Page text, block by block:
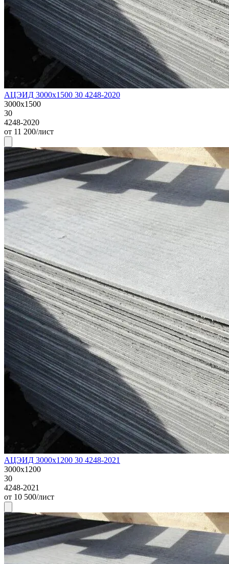
АЦЭИД 3000х1500 30 4248-2020
3000х1500
30
4248-2020
от 11 200/лист
АЦЭИД 3000х1200 30 4248-2021
3000х1200
30
4248-2021
от 10 500/лист